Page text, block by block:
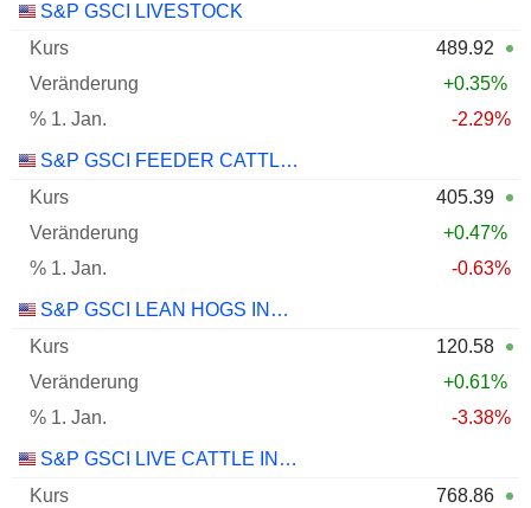
Name Kurs Veränderung
S&P GSCI LIVESTOCK
489.92
+0.35%
-2.29%
S&P GSCI FEEDER CATTLE INDEX
405.39
+0.47%
-0.63%
S&P GSCI LEAN HOGS INDEX
120.58
+0.61%
-3.38%
S&P GSCI LIVE CATTLE INDEX
768.86